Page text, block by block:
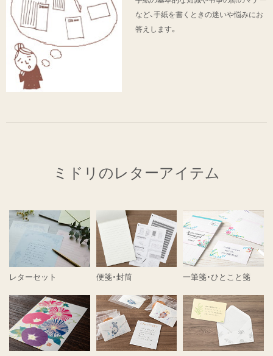
など、手紙を書くときの迷いや悩みにお
答えします。
ミドリのレターアイテム
レターセット 便箋・封筒 一筆箋・ひとこと箋